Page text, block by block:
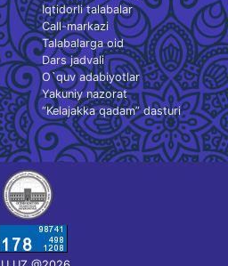
Iqtidorli talabalar
Call-markazi
Talabalarga oid
Dars jadvali
O`quv adabiyotlar
Yakuniy nazorat
“Kelajakka qadam” dasturi